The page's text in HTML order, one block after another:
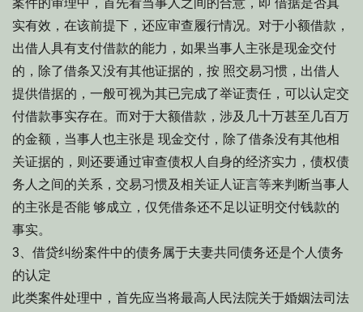
实有效，在该前提下，还应审查履行情况。对于小额借款，
出借人具有支付借款的能力，如果当事人主张是现金交付
的，除了借条又没有其他证据的，按 照交易习惯，出借人
提供借据的，一般可视为其已完成了举证责任，可以认定交
付借款事实存在。而对于大额借款，涉及几十万甚至几百万
的金额，当事人也主张是 现金交付，除了借条没有其他相
关证据的，则还要通过审查债权人自身的经济实力，债权债
务人之间的关系，交易习惯及相关证人证言等来判断当事人
的主张是否能 够成立，仅凭借条还不足以证明交付钱款的
事实。
3、借贷纠纷案件中的债务属于夫妻共同债务还是个人债务
的认定
此类案件处理中，首先应当将最高人民法院关于婚姻法司法